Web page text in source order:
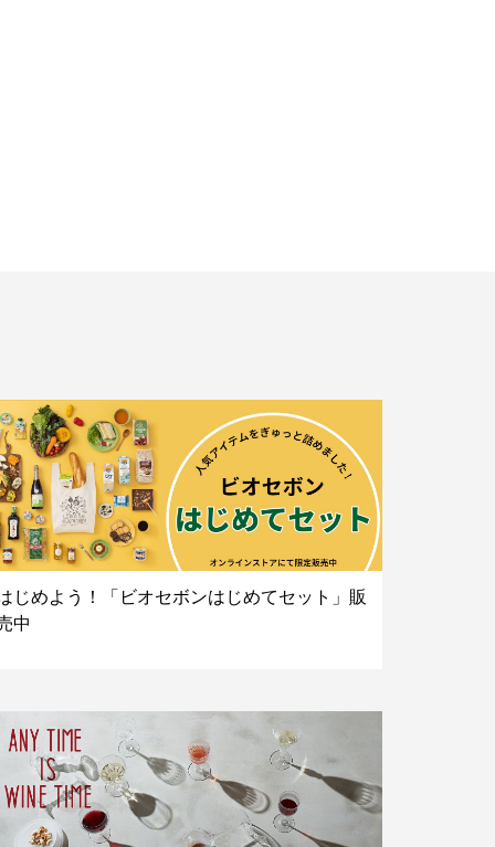
じめよう！「ビオセボンはじめてセット」販
中